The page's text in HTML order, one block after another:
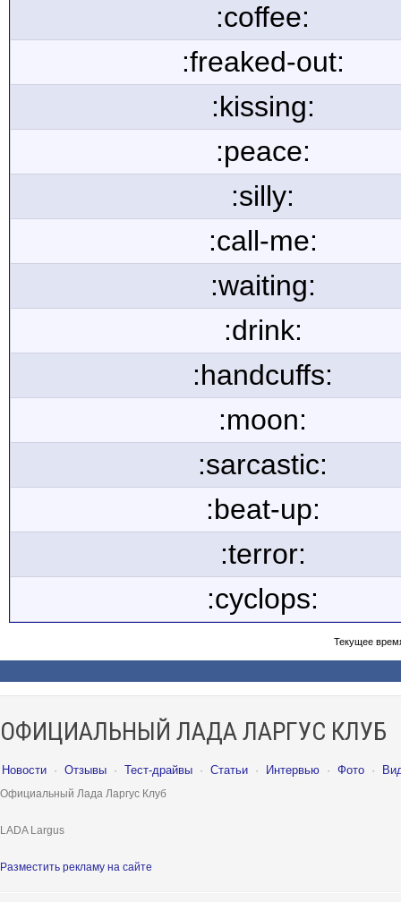
:coffee:
:freaked-out:
:kissing:
:peace:
:silly:
:call-me:
:waiting:
:drink:
:handcuffs:
:moon:
:sarcastic:
:beat-up:
:terror:
:cyclops:
Текущее
ОФИЦИАЛЬНЫЙ ЛАДА ЛАРГУС КЛУБ
Новости · Отзывы · Тест-драйвы · Статьи · Интервью · Фото ·
Официальный Лада Ларгус Клуб
LADA Largus
Разместить рекламу на сайте